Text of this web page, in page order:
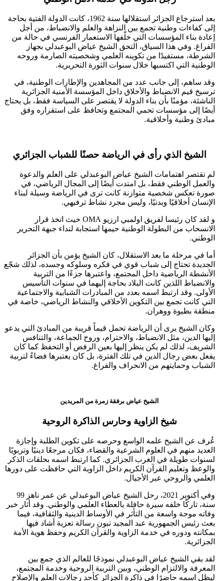
بعد استرجاع الجزائر استقلالها سنة 1962، كانت الدولة الفتية بحاجة
إلى كفاءات وطنية تجمع بين النزاهة والعلم والانضباط، من أجل
إعادة بناء المؤسسات التي خلّفها الاستعمار الفرنسي في حالة من
الفراغ. وفي هذا السياق، التحق الشيخ عياض البوعبدلي بجهاز
الشرطة، مستفيدًا من تكوينه العلمي وشخصيته الصارمة وروحه
الوطنية التي اكتسبها خلال سنوات الثورة التحريرية.
وقد ساهم، إلى جانب عدد من المجاهدين والإطارات الوطنية، في
ترسيخ قيم الانضباط والأخلاق داخل المؤسسة الأمنية الجزائرية
الناشئة، مؤمنًا بأن بناء الدولة لا يقتصر على السياسة فقط، بل يحتاج
أيضًا إلى مؤسسات تحمي المجتمع وتحافظ على استقراره وفق
مبادئ وطنية وأخلاقية.
الشيخ الذي رأى في الرياضة حصنًا للشباب الجزائري
لم تقتصر اهتمامات الشيخ عياض البوعبدلي على العلم والدعوة
والعمل الوطني فقط، بل امتدت أيضًا إلى المجال الرياضي، في
صورة تعكس شخصية متوازنة كانت ترى في الرياضة وسيلة لبناء
الإنسان أخلاقيًا وبدنيًا، وليس مجرد نشاط ترفيهي.
و لقد كان رئيسا لفريق اولمبي ارزيو OMA حيث اتخذ قرار
الانسحاب من البطولة الوطنية حيمها استجابة لنداء جبهة التحرير
الوطني.
أما في مرحلة ما بعد الاستقلال، كان الشيخ يؤمن بأن الجزائر
الجديدة تحتاج إلى شباب قوي في فكره وسلوكه وجسده، لذلك شجّع
الأنشطة الرياضية داخل المجتمع، واعتبرها جزءًا من التربية
والانضباط اللذين كانت البلاد بحاجة إليهما في سنوات التأسيس
الأولى. وقد ارتبط اسمه بعدد من المبادرات الشبابية والاجتماعية
التي كانت تجمع بين التكوين الأخلاقي والنشاط الرياضي، خاصة في
منطقة بطيوة ووهران.
وكان الشيخ يرى أن الرياضة تحمل قيماً قريبة من المبادئ التي يدعو
إليها الدين، مثل الانضباط، والاحترام، وروح الجماعة، والتنافس
الشريف، لذلك لم يكن ينظر إليها بعين الرفض أو التحفظ كما كان
يفعل بعض رجال الدين في تلك الفترة، بل كان يعتبرها فضاءً لتربية
الشباب وحمايتهم من الانحراف والفراغ.
الشيخ عياض برفقة زمرة من المريدين
شيخ الزاوية وحارس الذاكرة الروحية
عُرف عن الشيخ علمه الواسع وحرصه على تكوين الطلبة وإجازة
العديد منهم في العلوم الشرعية والقضاء، فكان مرجعًا دينيًا وتربويًا
لسنوات طويلة في الغرب الجزائري. كما ارتبط اسمه بحلقات الذكر
والوعظ وتعليم القرآن الكريم داخل الزاوية التي حافظت على دورها
العلمي والروحي عبر الأجيال.
وفي أكتوبر 2021، رحل الشيخ عياض البوعبدلي
عن عمر ناهز 99
سنة، تاركًا خلفه سيرة حافلة بالعطاء العلمي والوطني. وقد أثار خبر
وفاته موجة واسعة من التأثر في الأوساط الدينية والثقافية، فيما
بعث رئيس الجمهورية عبد المجيد تبون رسالة تعزية أشاد فيها
بمكانته ودوره في خدمة الزاوية والقرآن الكريم وحفظ هوية الأمة
الجزائرية.
لقد بقي الشيخ عياض البوعبدلي نموذجًا للعالم الذي جمع بين
المعرفة والالتزام الوطني، وبين التربية الروحية وخدمة المجتمع،
ليظل اسمه حاضرًا في ذاكرة الجزائر كأحد رجالات العلم والإصلاح